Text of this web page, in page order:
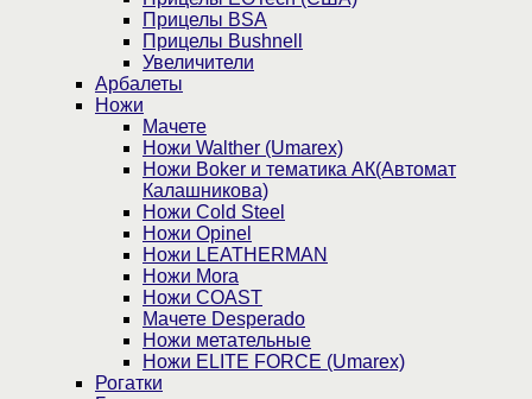
Прицелы BSA
Прицелы Bushnell
Увеличители
Арбалеты
Ножи
Мачете
Ножи Walther (Umarex)
Ножи Boker и тематика АК(Автомат
Калашникова)
Ножи Cold Steel
Ножи Opinel
Ножи LEATHERMAN
Ножи Mora
Ножи COAST
Мачете Desperado
Ножи метательные
Ножи ELITE FORCE (Umarex)
Рогатки